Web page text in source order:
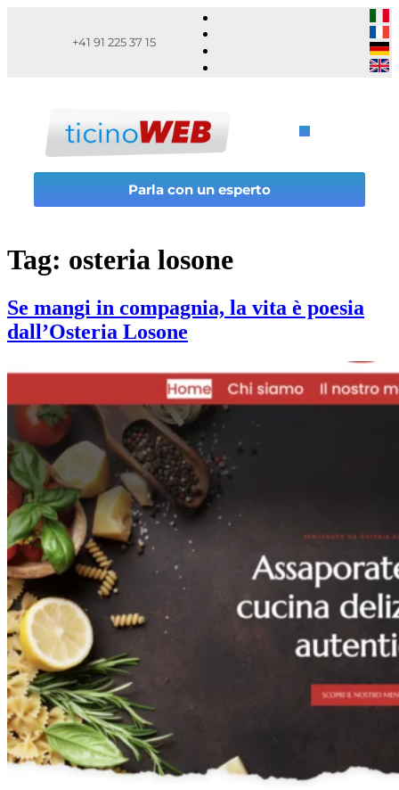
+41 91 225 37 15
Parla con un esperto
Tag: osteria losone
Se mangi in compagnia, la vita è poesia
dall’Osteria Losone